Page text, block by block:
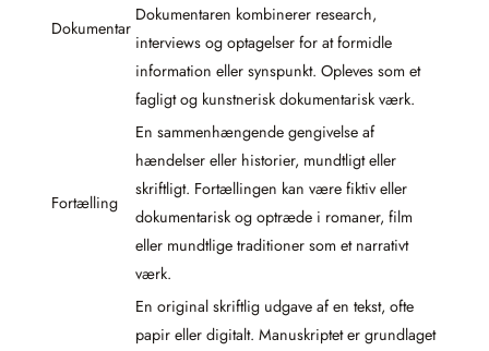
Dokumentar
Dokumentaren kombinerer research,
interviews og optagelser for at formidle
information eller synspunkt. Opleves som et
fagligt og kunstnerisk dokumentarisk værk.
Fortælling
En sammenhængende gengivelse af
hændelser eller historier, mundtligt eller
skriftligt. Fortællingen kan være fiktiv eller
dokumentarisk og optræde i romaner, film
eller mundtlige traditioner som et narrativt
værk.
En original skriftlig udgave af en tekst, ofte
papir eller digitalt. Manuskriptet er grundlaget